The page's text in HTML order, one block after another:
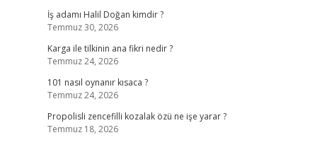
İş adamı Halil Doğan kimdir ?
Temmuz 30, 2026
Karga ile tilkinin ana fikri nedir ?
Temmuz 24, 2026
101 nasıl oynanır kısaca ?
Temmuz 24, 2026
Propolisli zencefilli kozalak özü ne işe yarar ?
Temmuz 18, 2026